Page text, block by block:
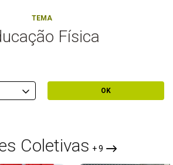
TEMA
Física
OK
Coletivas + 9